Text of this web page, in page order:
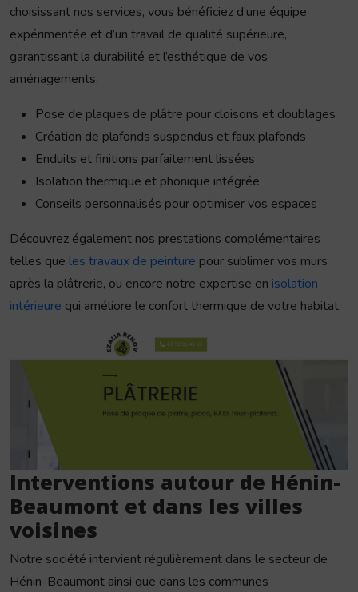
choisissant nos services, vous bénéficiez d’une équipe
expérimentée et d’un travail de qualité supérieure,
garantissant la durabilité et l’esthétique de vos
aménagements.
Pose de plaques de plâtre pour cloisons et doublages
Création de plafonds suspendus et faux plafonds
Enduits et finitions parfaitement lissées
Isolation thermique et phonique intégrée
Conseils personnalisés pour optimiser vos espaces
Découvrez également nos prestations complémentaires
telles que les travaux de peinture pour sublimer vos murs
après la plâtrerie, ou encore notre expertise en isolation
intérieure qui améliore le confort thermique de votre habitat.
Interventions autour de Hénin-
Beaumont et dans les villes
voisines
Notre société intervient régulièrement dans le secteur de
Hénin-Beaumont ainsi que dans les communes